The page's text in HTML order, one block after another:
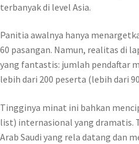
terbanyak di level Asia.
Panitia awalnya hanya
60 pasangan. Namun, realitas di
yang fantastis: jumlah pendaftar
lebih dari 200 peserta (lebih dari
Tingginya minat ini bahkan
list) internasional yang dramatis.
Arab Saudi yang rela datang dan